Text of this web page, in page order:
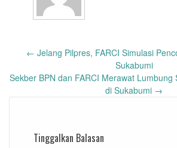
Post← Jelang Pilpres, FARCI Simulasi
Sukabumi
Sekber BPN dan FARCI Merawat Lumbung
di Sukabumi →
Tinggalkan Balasan